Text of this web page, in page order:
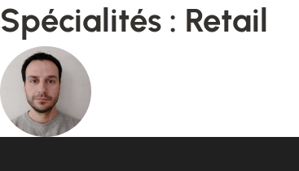
Spécialités : Retail